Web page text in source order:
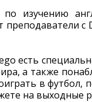
изучению
с
есть
а также
в футбол,
на выходные